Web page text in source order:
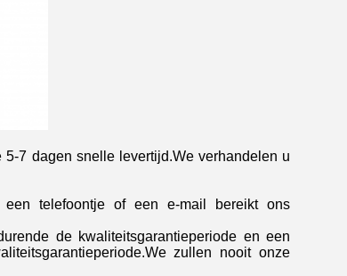
7 dagen snelle levertijd.We verhandelen u
een telefoontje of een e-mail bereikt ons
de kwaliteitsgarantieperiode en een
zullen nooit onze